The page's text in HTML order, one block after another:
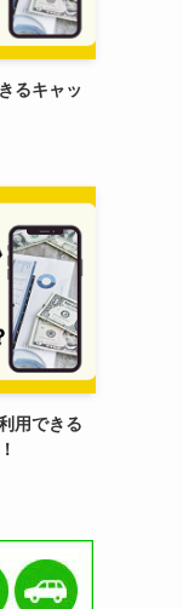
るキャッ
用できる